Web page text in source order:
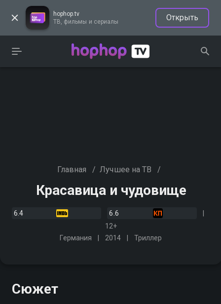
hophop.tv
ТВ, фильмы и сериалы
Открыть
Главная / Лучшее на ТВ /
Красавица и чудовище
6.4
6.6
12+
Германия
2014 Триллер
Сюжет